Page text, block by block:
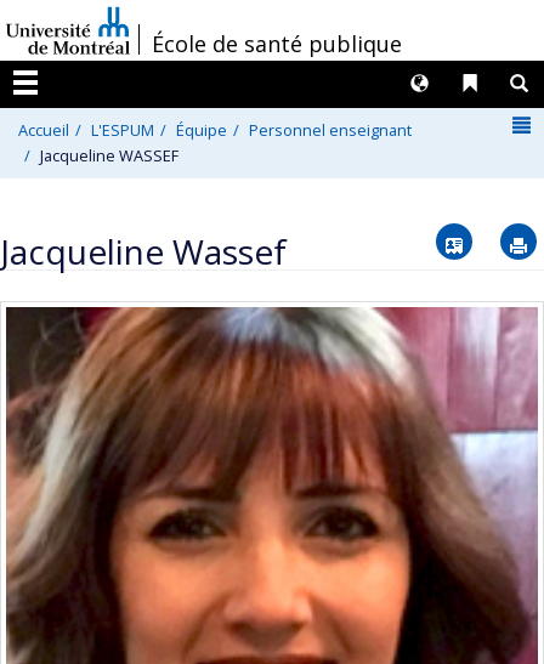
au
contenu
/École de santé publique
Menu
Liens
Langues
Accueil L'ESPUM Équipe
Personnel enseignant
Jacqueline WASSEF
Jacqueline Wassef Vcard